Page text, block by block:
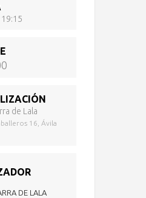
de Lala
16, Ávila
DE LALA